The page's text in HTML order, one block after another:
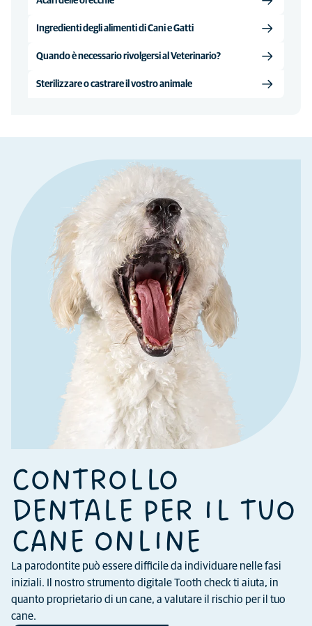
Ingredienti degli alimenti di Cani e Gatti
Quando è necessario rivolgersi al Veterinario?
Sterilizzare o castrare il vostro animale
CONTROLLO
DENTALE PER IL TUO
CANE ONLINE
La parodontite può essere difficile da individuare nelle fasi
iniziali. Il nostro strumento digitale Tooth check ti aiuta, in
quanto proprietario di un cane, a valutare il rischio per il tuo
cane.